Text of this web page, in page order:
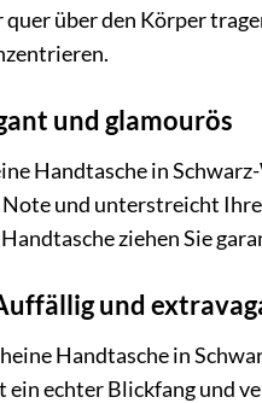
über den Körper
und glamourös
Handtasche in
Note und unterstreicht
ziehen Sie
und
Handtasche in
ein echter Blickfang und